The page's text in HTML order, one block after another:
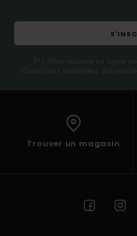
(*) Offre valable en ligne
Conditions détaillées
Trouver un magasin